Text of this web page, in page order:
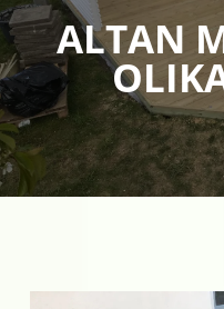
ALTAN